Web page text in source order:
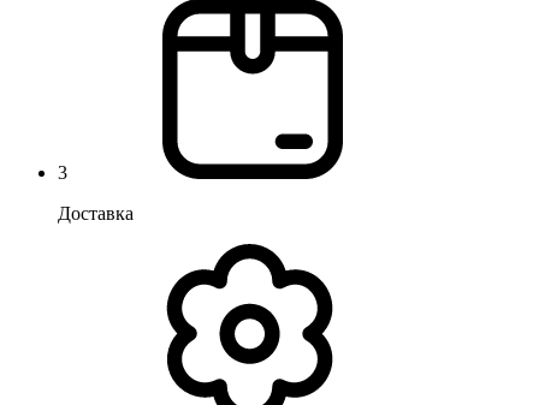
3
Доставка